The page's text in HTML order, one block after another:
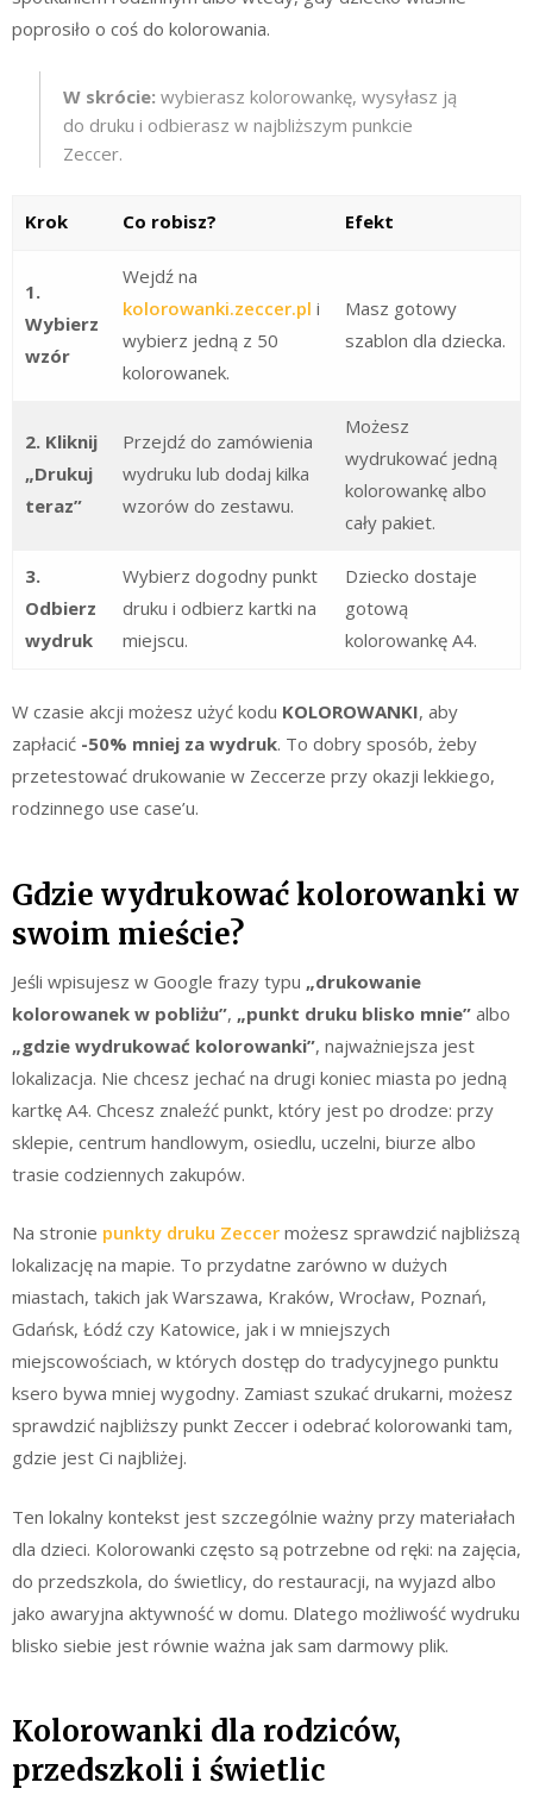
poprosiło o coś do kolorowania.
W skrócie: wybierasz kolorowankę, wysyłasz ją
do druku i odbierasz w najbliższym punkcie
Zeccer.
Krok Co robisz? Efekt
1.
Wybierz
wzór
Wejdź na
kolorowanki.zeccer.pl i
wybierz jedną z 50
kolorowanek.
Masz gotowy
szablon dla dziecka.
2. Kliknij
„Drukuj
teraz”
Przejdź do zamówienia
wydruku lub dodaj kilka
wzorów do zestawu.
Możesz
wydrukować jedną
kolorowankę albo
cały pakiet.
3.
Odbierz
wydruk
Wybierz dogodny punkt
druku i odbierz kartki na
miejscu.
Dziecko dostaje
gotową
kolorowankę A4.
W czasie akcji możesz użyć kodu KOLOROWANKI, aby
zapłacić -50% mniej za wydruk. To dobry sposób, żeby
przetestować drukowanie w Zeccerze przy okazji lekkiego,
rodzinnego use case’u.
Gdzie wydrukować kolorowanki w
swoim mieście?
Jeśli wpisujesz w Google frazy typu „drukowanie
kolorowanek w pobliżu”, „punkt druku blisko mnie” albo
„gdzie wydrukować kolorowanki”, najważniejsza jest
lokalizacja. Nie chcesz jechać na drugi koniec miasta po jedną
kartkę A4. Chcesz znaleźć punkt, który jest po drodze: przy
sklepie, centrum handlowym, osiedlu, uczelni, biurze albo
trasie codziennych zakupów.
Na stronie punkty druku Zeccer możesz sprawdzić najbliższą
lokalizację na mapie. To przydatne zarówno w dużych
miastach, takich jak Warszawa, Kraków, Wrocław, Poznań,
Gdańsk, Łódź czy Katowice, jak i w mniejszych
miejscowościach, w których dostęp do tradycyjnego punktu
ksero bywa mniej wygodny. Zamiast szukać drukarni, możesz
sprawdzić najbliższy punkt Zeccer i odebrać kolorowanki tam,
gdzie jest Ci najbliżej.
Ten lokalny kontekst jest szczególnie ważny przy materiałach
dla dzieci. Kolorowanki często są potrzebne od ręki: na zajęcia,
do przedszkola, do świetlicy, do restauracji, na wyjazd albo
jako awaryjna aktywność w domu. Dlatego możliwość wydruku
blisko siebie jest równie ważna jak sam darmowy plik.
Kolorowanki dla rodziców,
przedszkoli i świetlic